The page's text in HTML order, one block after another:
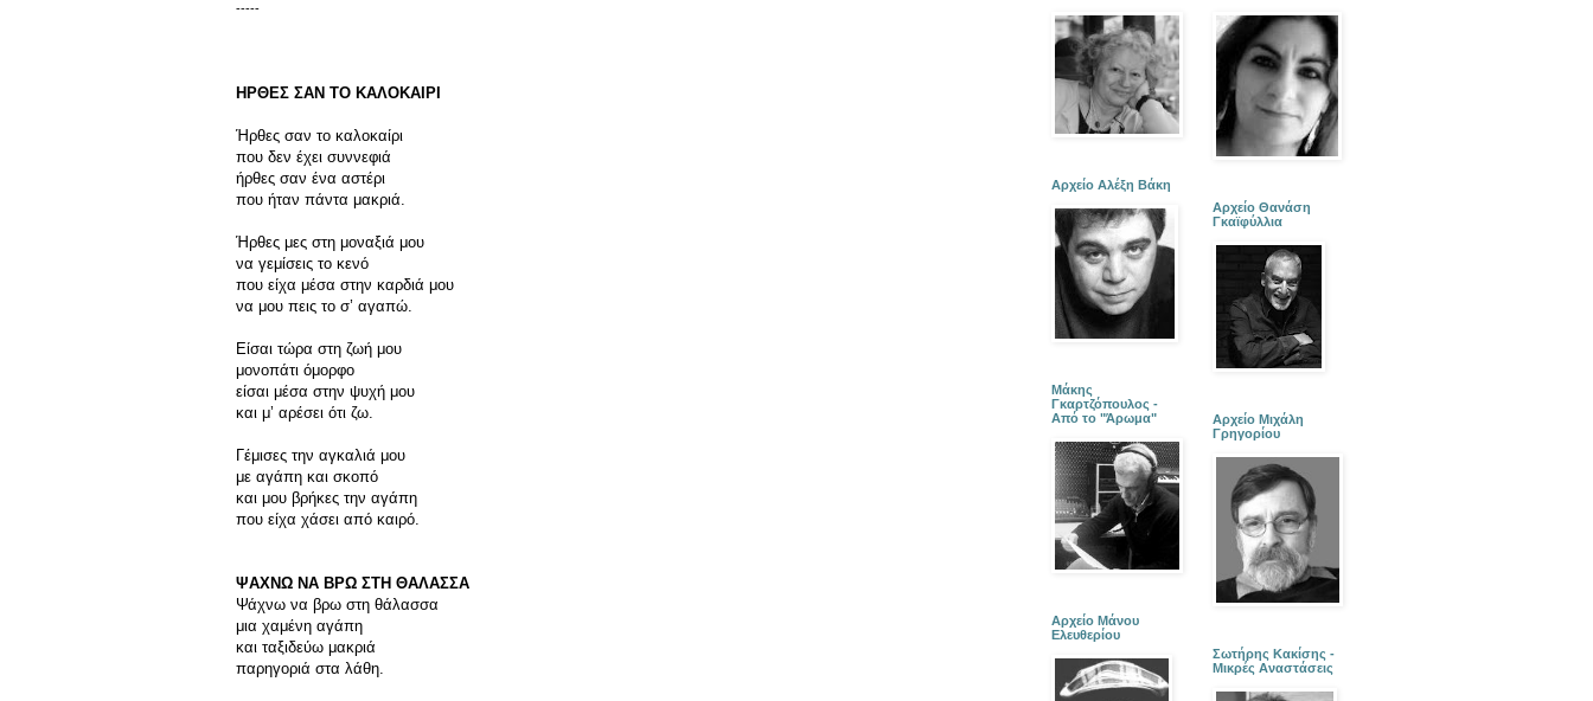
-----
ΗΡΘΕΣ ΣΑΝ ΤΟ ΚΑΛΟΚΑΙΡΙ
Ήρθες σαν το καλοκαίρι
που δεν έχει συννεφιά
ήρθες σαν ένα αστέρι
που ήταν πάντα μακριά.
Ήρθες μες στη μοναξιά μου
να γεμίσεις το κενό
που είχα μέσα στην καρδιά μου
να μου πεις το σ’ αγαπώ.
Είσαι τώρα στη ζωή μου
μονοπάτι όμορφο
είσαι μέσα στην ψυχή μου
και μ’ αρέσει ότι ζω.
Γέμισες την αγκαλιά μου
με αγάπη και σκοπό
και μου βρήκες την αγάπη
που είχα χάσει από καιρό.
ΨΑΧΝΩ ΝΑ ΒΡΩ ΣΤΗ ΘΑΛΑΣΣΑ
Ψάχνω να βρω στη θάλασσα
μια χαμένη αγάπη
και ταξιδεύω μακριά
παρηγοριά στα λάθη.
Αρχείο Αλέξη Βάκη
Μάκης
Γκαρτζόπουλος -
Από το "Άρωμα"
Αρχείο Μάνου
Ελευθερίου
Αρχείο Θανάση
Γκαϊφύλλια
Αρχείο Μιχάλη
Γρηγορίου
Σωτήρης Κακίσης -
Μικρές Αναστάσεις